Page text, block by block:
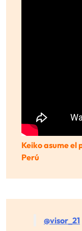
Keiko asume el
Perú
@visor_21